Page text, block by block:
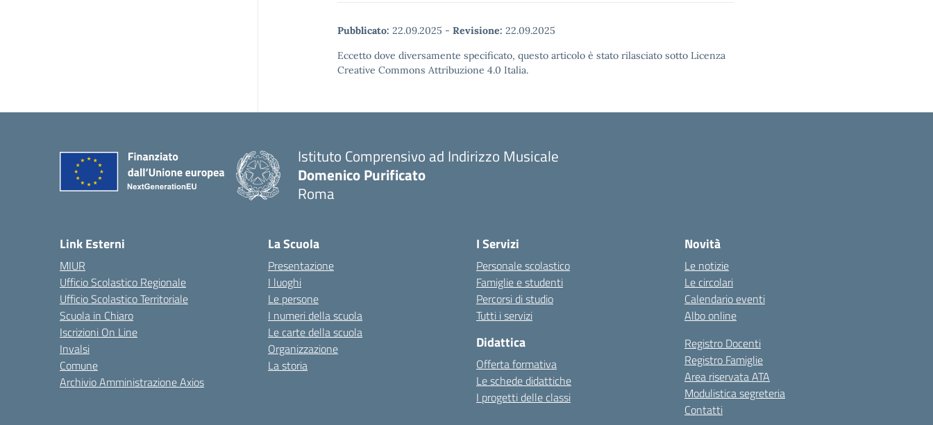
Pubblicato: 22.09.2025 - Revisione: 22.09.2025
Eccetto dove diversamente specificato, questo articolo è stato rilasciato sotto Licenza
Creative Commons Attribuzione 4.0 Italia.
Istituto Comprensivo ad Indirizzo Musicale
Domenico Purificato
Roma
Link Esterni
MIUR
Ufficio Scolastico Regionale
Ufficio Scolastico Territoriale
Scuola in Chiaro
Iscrizioni On Line
Invalsi
Comune
Archivio Amministrazione Axios
La Scuola
Presentazione
I luoghi
Le persone
I numeri della scuola
Le carte della scuola
Organizzazione
La storia
I Servizi
Personale scolastico
Famiglie e studenti
Percorsi di studio
Tutti i servizi
Didattica
Offerta formativa
Le schede didattiche
I progetti delle classi
Novità
Le notizie
Le circolari
Calendario eventi
Albo online
Registro Docenti
Registro Famiglie
Area riservata ATA
Modulistica segreteria
Contatti